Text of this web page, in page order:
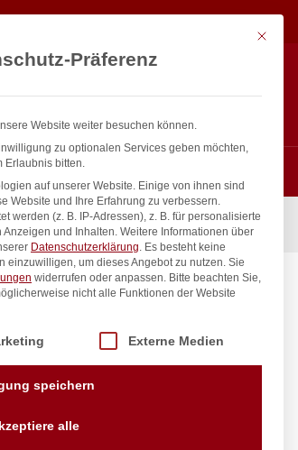
inkl. / exkl. MwSt.
Anfragen
In den Warenkorb
Mit
Präferenz
Website weiter besuchen können.
zu optionalen Services geben möchten,
Erlaubnis bitten.
auf unserer Website. Einige von ihnen sind
Website und Ihre Erfahrung zu verbessern.
werden (z. B. IP-Adressen), z. B. für personalisierte
und Inhalten. Weitere Informationen über
Datenschutzerklärung. Es besteht keine
einzuwilligen, um dieses Angebot zu nutzen. Sie
widerrufen oder anpassen. Bitte beachten Sie,
nicht alle Funktionen der Website
für die eine Einwilligung erteilt werden kann.
Externe Medien
speichern
alle